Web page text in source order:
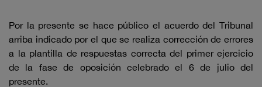
Por la presente se hace público el acuerdo del Tribunal
arriba indicado por el que se realiza corrección de errores
a la plantilla de respuestas correcta del primer ejercicio
de la fase de oposición celebrado el 6 de julio del
presente.